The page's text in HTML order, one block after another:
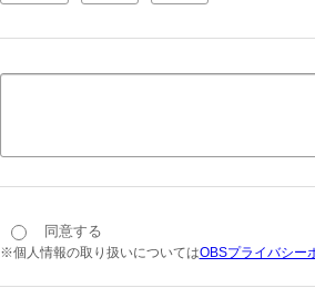
同意する
※個人情報の取り扱いについてはOBSプライバシー